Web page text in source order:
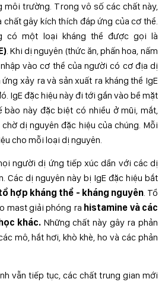
môi trường. Trong vô số các chất này,
chất gây kích thích đáp ứng của cơ thể.
có một loại kháng thể được gọi là
. Khi dị nguyên (thức ăn, phấn hoa, nấm
vào cơ thể của người có cơ địa dị
xảy ra và sản xuất ra kháng thể IgE
IgE đặc hiệu này đi tới gắn vào bề mặt
bào này đặc biệt có nhiều ở mũi, mắt,
dị nguyên đặc hiệu của chúng. Mỗi
cho mỗi loại dị nguyên.
người dị ứng tiếp xúc dần với các dị
Các dị nguyên này bị IgE đặc hiệu bắt
hợp kháng thể - kháng nguyên. Tổ
mast giải phóng ra histamine và các
khác. Những chất này gây ra phản
mô, hắt hơi, khò khè, ho và các phản
vẫn tiếp tục, các chất trung gian mới